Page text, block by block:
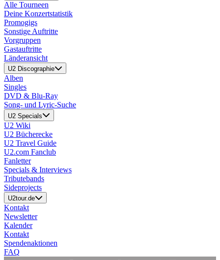
Alle Tourneen
Deine Konzertstatistik
Promogigs
Sonstige Auftritte
Vorgruppen
Gastauftritte
Länderansicht
U2 Discographie
Alben
Singles
DVD & Blu-Ray
Song- und Lyric-Suche
U2 Specials
U2 Wiki
U2 Bücherecke
U2 Travel Guide
U2.com Fanclub
Fanletter
Specials & Interviews
Tributebands
Sideprojects
U2tour.de
Kontakt
Newsletter
Kalender
Kontakt
Spendenaktionen
FAQ